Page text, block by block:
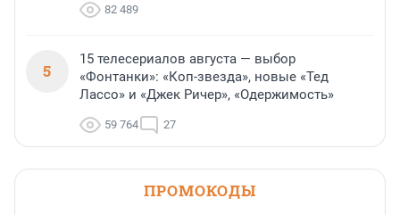
82 489
5
15 телесериалов августа — выбор
«Фонтанки»: «Коп-звезда», новые «Тед
Лассо» и «Джек Ричер», «Одержимость»
59 764 27
ПРОМОКОДЫ